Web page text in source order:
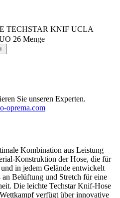
TECHSTAR KNIF UCLA
26 Menge
Sie unseren Experten.
oprema.com
Kombination aus Leistung
Konstruktion der Hose, die für
in jedem Gelände entwickelt
Belüftung und Stretch für eine
Die leichte Techstar Knif-Hose
verfügt über innovative